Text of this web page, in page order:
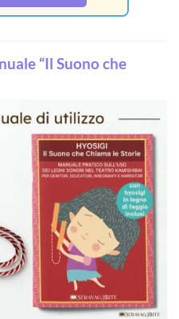
“Il Suono che